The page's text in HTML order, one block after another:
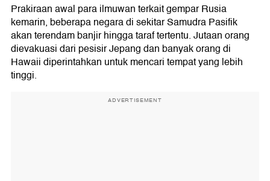
Prakiraan awal para ilmuwan terkait gempar Rusia
kemarin, beberapa negara di sekitar Samudra Pasifik
akan terendam banjir hingga taraf tertentu. Jutaan orang
dievakuasi dari pesisir Jepang dan banyak orang di
Hawaii diperintahkan untuk mencari tempat yang lebih
tinggi.
ADVERTISEMENT